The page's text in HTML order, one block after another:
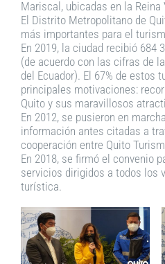
Mariscal, ubicadas en la Reina
El Distrito Metropolitano de
más importantes para el
En 2019, la ciudad recibió 684
(de acuerdo con las cifras de
del Ecuador). El 67% de estos
principales motivaciones:
Quito y sus maravillosos
En 2012, se pusieron en
información antes citadas a
cooperación entre Quito
En 2018, se firmó el convenio
servicios dirigidos a todos los
turística.